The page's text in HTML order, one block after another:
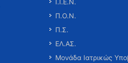
Ι.Ι.Ε.Ν.
Π.Ο.Ν.
Π.Σ.
ΕΛ.ΑΣ.
Μονάδα Ιατρικώς